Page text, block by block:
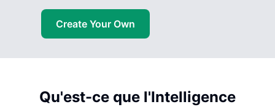
Create Your Own
Qu'est-ce que l'Intelligence